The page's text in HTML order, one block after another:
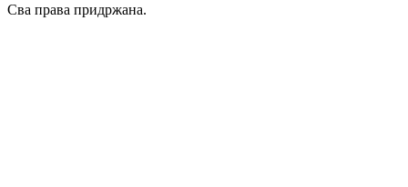
Сва права придржана.